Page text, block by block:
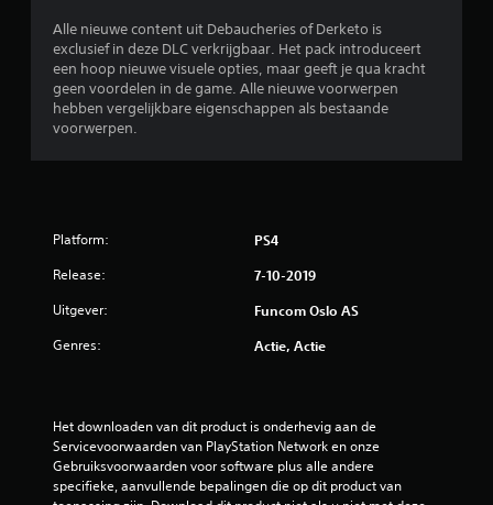
Alle nieuwe content uit Debaucheries of Derketo is
exclusief in deze DLC verkrijgbaar. Het pack introduceert
een hoop nieuwe visuele opties, maar geeft je qua kracht
geen voordelen in de game. Alle nieuwe voorwerpen
hebben vergelijkbare eigenschappen als bestaande
voorwerpen.
Platform: PS4
Release: 7-10-2019
Uitgever: Funcom Oslo AS
Genres: Actie, Actie
Het downloaden van dit product is onderhevig aan de
Servicevoorwaarden van PlayStation Network en onze
Gebruiksvoorwaarden voor software plus alle andere
specifieke, aanvullende bepalingen die op dit product van